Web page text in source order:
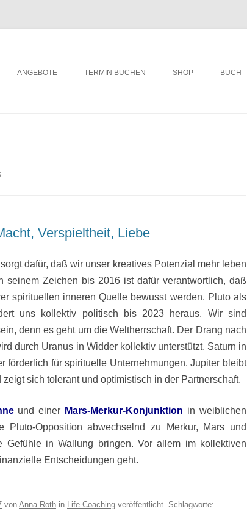
Inhalt
ANGEBOTE TERMIN BUCHEN SHOP BUCH
Verspieltheit, Liebe
dafür, daß wir unser kreatives Potenzial mehr leben
seinem Zeichen bis 2016 ist dafür verantwortlich, daß
spirituellen inneren Quelle bewusst werden. Pluto als
uns kollektiv politisch bis 2023 heraus. Wir sind
denn es geht um die Weltherrschaft. Der Drang nach
durch Uranus in Widder kollektiv unterstützt. Saturn in
förderlich für spirituelle Unternehmungen. Jupiter bleibt
sich tolerant und optimistisch in der Partnerschaft.
und einer Mars-Merkur-Konjunktion in weiblichen
Pluto-Opposition abwechselnd zu Merkur, Mars und
Gefühle in Wallung bringen. Vor allem im kollektiven
Entscheidungen geht.
von Anna Roth in Life Coaching veröffentlicht. Schlagworte: